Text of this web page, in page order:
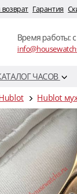
Гарантия
Время работы: c
ЧАСОВ
Hublot